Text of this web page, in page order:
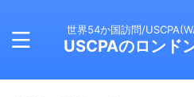
世界54か国訪問/
USCPAのロンド